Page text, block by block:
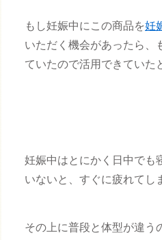
もし妊娠中にこの商品を妊
いただく機会があったら、
ていたので活用できていた
妊娠中はとにかく日中でも
いないと、すぐに疲れてし
その上に普段と体型が違う